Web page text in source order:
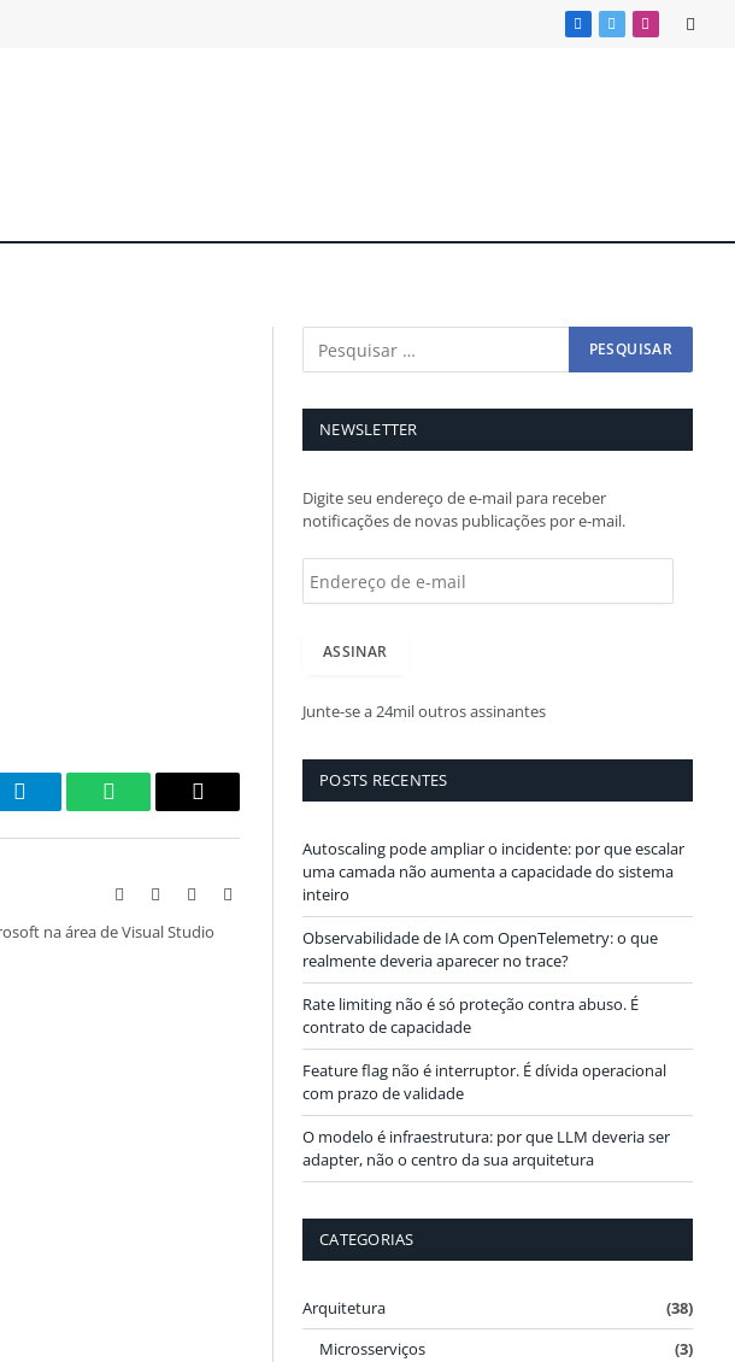
Facebook
X
Instagram
Telegram WhatsAppCopy
WebsiteFacebook
na área de Visual Studio
NEWSLETTER
Digite seu endereço de e-mail para receber
notificações de novas publicações por e-mail.
ç
e
m
a
i
l
ASSINAR
Junte-se a 24mil outros assinantes
POSTS RECENTES
Autoscaling pode ampliar o incidente: por que escalar
uma camada não aumenta a capacidade do sistema
inteiro
Observabilidade de IA com OpenTelemetry: o que
realmente deveria aparecer no trace?
Rate limiting não é só proteção contra abuso. É
contrato de capacidade
Feature flag não é interruptor. É dívida operacional
com prazo de validade
O modelo é infraestrutura: por que LLM deveria ser
adapter, não o centro da sua arquitetura
CATEGORIAS
Arquitetura
(38)
Microsserviços
(3)